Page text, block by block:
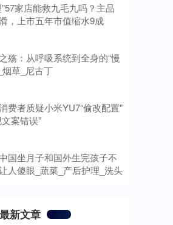
家店能救九毛九吗？主品
，上市五年市值缩水9成
殇：从呼吸系统到全身的“慢
烟草_尼古丁
费者质疑小米YU7“偷改配置”
案错误”
国坐月子和国外生完孩子不
人傻眼_蔬菜_产后护理_洗头
最新文章